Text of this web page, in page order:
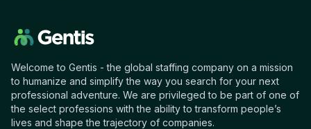
Welcome to Gentis - the global staffing company on a mission
to humanize and simplify the way you search for your next
professional adventure. We are privileged to be part of one of
the select professions with the ability to transform people’s
lives and shape the trajectory of companies.